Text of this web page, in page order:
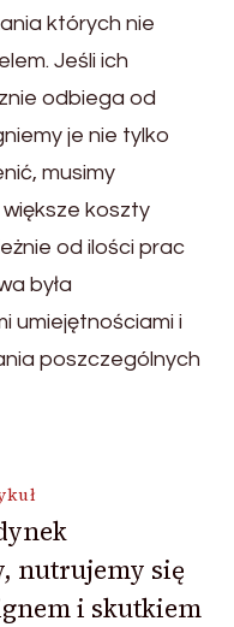
których nie
Jeśli ich
odbiega od
je nie tylko
musimy
koszty
od ilości prac
była
umiejętnościami i
poszczególnych
nutrujemy się
i skutkiem